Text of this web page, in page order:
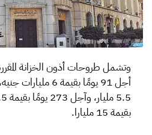
وتشمل طروحات أذون الخزانة
بقيمة 15 مليارا.